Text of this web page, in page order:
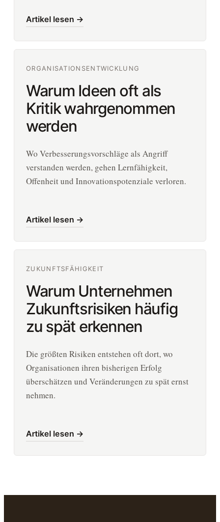
Artikel lesen →
ORGANISATIONSENTWICKLUNG
Warum Ideen oft als
Kritik wahrgenommen
werden
Wo Verbesserungsvorschläge als Angriff
verstanden werden, gehen Lernfähigkeit,
Offenheit und Innovationspotenziale verloren.
Artikel lesen →
ZUKUNFTSFÄHIGKEIT
Warum Unternehmen
Zukunftsrisiken häufig
zu spät erkennen
Die größten Risiken entstehen oft dort, wo
Organisationen ihren bisherigen Erfolg
überschätzen und Veränderungen zu spät ernst
nehmen.
Artikel lesen →